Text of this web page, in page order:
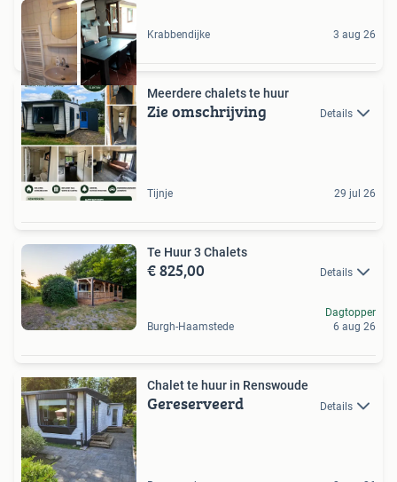
Krabbendijke 3 aug 26
Meerdere chalets te huur
Zie omschrijving Details
Tijnje 29 jul 26
Te Huur 3 Chalets
€ 825,00 Details
Burgh-Haamstede
Dagtopper
6 aug 26
Chalet te huur in Renswoude
Gereserveerd Details